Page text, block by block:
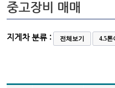
중고장비 매매
지게차 분류 : 전체보기 4.5톤